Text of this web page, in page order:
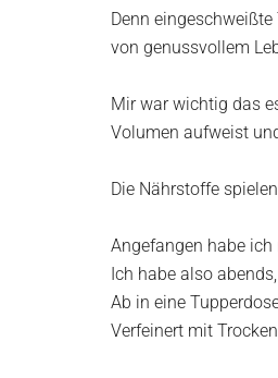
Denn
von genussvollem
Mir war wichtig das
Volumen aufweist
Die Nährstoffe
Angefangen habe ich
Ich habe also
Ab in eine
Verfeinert mit